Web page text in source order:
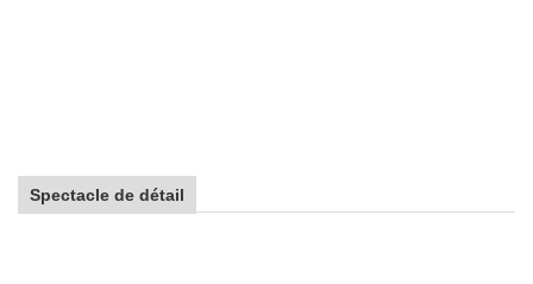
Spectacle de détail